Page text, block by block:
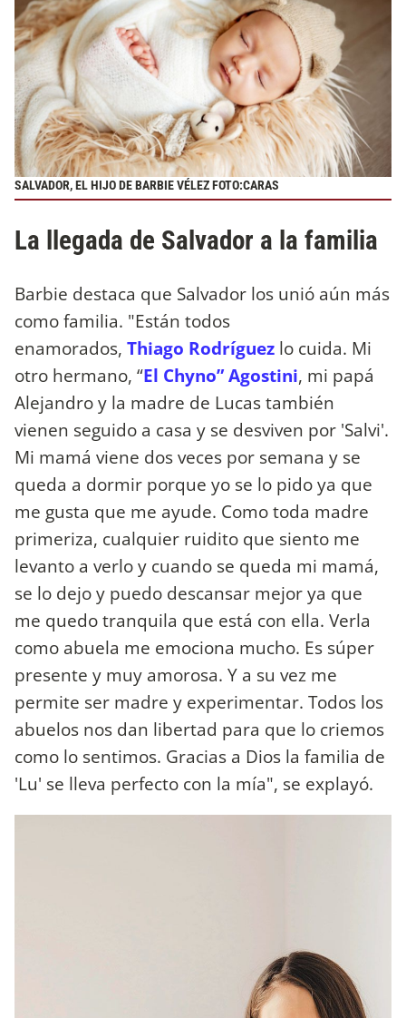
SALVADOR, EL HIJO DE BARBIE VÉLEZ FOTO:CARAS
La llegada de Salvador a la familia
Barbie destaca que Salvador los unió aún más
como familia. "Están todos
enamorados, Thiago Rodríguez lo cuida. Mi
otro hermano, “El Chyno” Agostini, mi papá
Alejandro y la madre de Lucas también
vienen seguido a casa y se desviven por 'Salvi'.
Mi mamá viene dos veces por semana y se
queda a dormir porque yo se lo pido ya que
me gusta que me ayude. Como toda madre
primeriza, cualquier ruidito que siento me
levanto a verlo y cuando se queda mi mamá,
se lo dejo y puedo descansar mejor ya que
me quedo tranquila que está con ella. Verla
como abuela me emociona mucho. Es súper
presente y muy amorosa. Y a su vez me
permite ser madre y experimentar. Todos los
abuelos nos dan libertad para que lo criemos
como lo sentimos. Gracias a Dios la familia de
'Lu' se lleva perfecto con la mía", se explayó.